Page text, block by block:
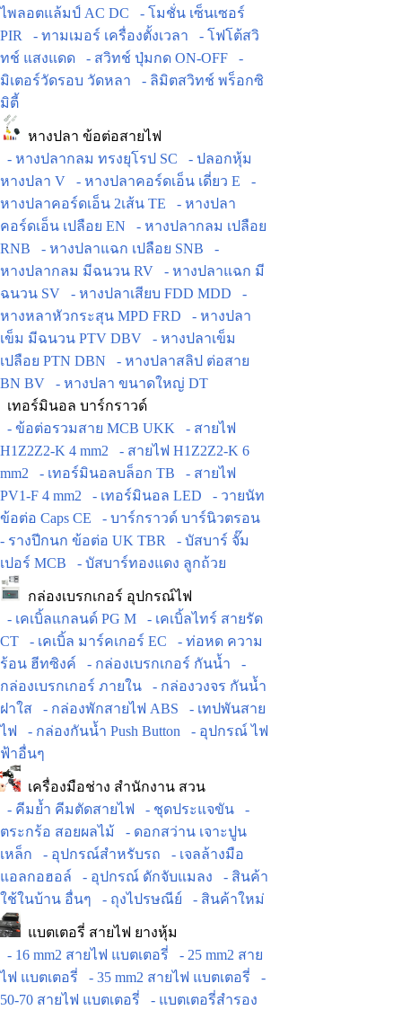
ไพลอตแล้มป์ AC DC
- โมชั่น เซ็นเซอร์
PIR
- ทามเมอร์ เครื่องตั้งเวลา
- โฟโต้สวิ
ทช์ แสงแดด
- สวิทช์ ปุ่มกด ON-OFF
-
มิเตอร์วัดรอบ วัดหลา
- ลิมิตสวิทช์ พร็อกซิ
มิตี้
หางปลา ข้อต่อสายไฟ
- หางปลากลม ทรงยุโรป SC
- ปลอกหุ้ม
หางปลา V
- หางปลาคอร์ดเอ็น เดี่ยว E
-
หางปลาคอร์ดเอ็น 2เส้น TE
- หางปลา
คอร์ดเอ็น เปลือย EN
- หางปลากลม เปลือย
RNB
- หางปลาแฉก เปลือย SNB
-
หางปลากลม มีฉนวน RV
- หางปลาแฉก มี
ฉนวน SV
- หางปลาเสียบ FDD MDD
-
หางหลาหัวกระสุน MPD FRD
- หางปลา
เข็ม มีฉนวน PTV DBV
- หางปลาเข็ม
เปลือย PTN DBN
- หางปลาสลิป ต่อสาย
BN BV
- หางปลา ขนาดใหญ่ DT
เทอร์มินอล บาร์กราวด์
- ข้อต่อรวมสาย MCB UKK
- สายไฟ
H1Z2Z2-K 4 mm2
- สายไฟ H1Z2Z2-K 6
mm2
- เทอร์มินอลบล็อก TB
- สายไฟ
PV1-F 4 mm2
- เทอร์มินอล LED
- วายนัท
ข้อต่อ Caps CE
- บาร์กราวด์ บาร์นิวตรอน
- รางปีกนก ข้อต่อ UK TBR
- บัสบาร์ จั๊ม
เปอร์ MCB
- บัสบาร์ทองแดง ลูกถ้วย
กล่องเบรกเกอร์ อุปกรณ์ไฟ
- เคเบิ้ลแกลนด์ PG M
- เคเบิ้ลไทร์ สายรัด
CT
- เคเบิ้ล มาร์คเกอร์ EC
- ท่อหด ความ
ร้อน ฮีทซิงค์
- กล่องเบรกเกอร์ กันน้ำ
-
กล่องเบรกเกอร์ ภายใน
- กล่องวงจร กันน้ำ
ฝาใส
- กล่องพักสายไฟ ABS
- เทปพันสาย
ไฟ
- กล่องกันน้ำ Push Button
- อุปกรณ์ ไฟ
ฟ้าอื่นๆ
เครื่องมือช่าง สำนักงาน สวน
- คีมย้ำ คีมตัดสายไฟ
- ชุดประแจขัน
-
ตระกร้อ สอยผลไม้
- ดอกสว่าน เจาะปูน
เหล็ก
- อุปกรณ์สำหรับรถ
- เจลล้างมือ
แอลกอฮอล์
- อุปกรณ์ ดักจับแมลง
- สินค้า
ใช้ในบ้าน อื่นๆ
- ถุงไปรษณีย์ - สินค้าใหม่
แบตเตอรี่ สายไฟ ยางหุ้ม
- 16 mm2 สายไฟ แบตเตอรี่
- 25 mm2 สาย
ไฟ แบตเตอรี่
- 35 mm2 สายไฟ แบตเตอรี่
-
50-70 สายไฟ แบตเตอรี่
- แบตเตอรี่สำรอง